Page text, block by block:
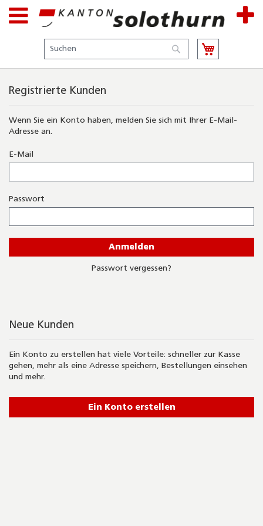
Suche
Suche
Registrierte Kunden
Wenn Sie ein Konto haben, melden Sie sich mit Ihrer E-Mail-
Adresse an.
E-Mail
Passwort
Anmelden
Passwort vergessen?
Neue Kunden
Ein Konto zu erstellen hat viele Vorteile: schneller zur Kasse
gehen, mehr als eine Adresse speichern, Bestellungen einsehen
und mehr.
Ein Konto erstellen